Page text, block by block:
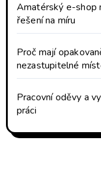
Amatérský e-shop
řešení na míru
Proč mají
nezastupitelné
Pracovní oděvy a
práci